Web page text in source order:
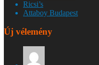
Ricsi’s
Attaboy Budapest
Új vélemény